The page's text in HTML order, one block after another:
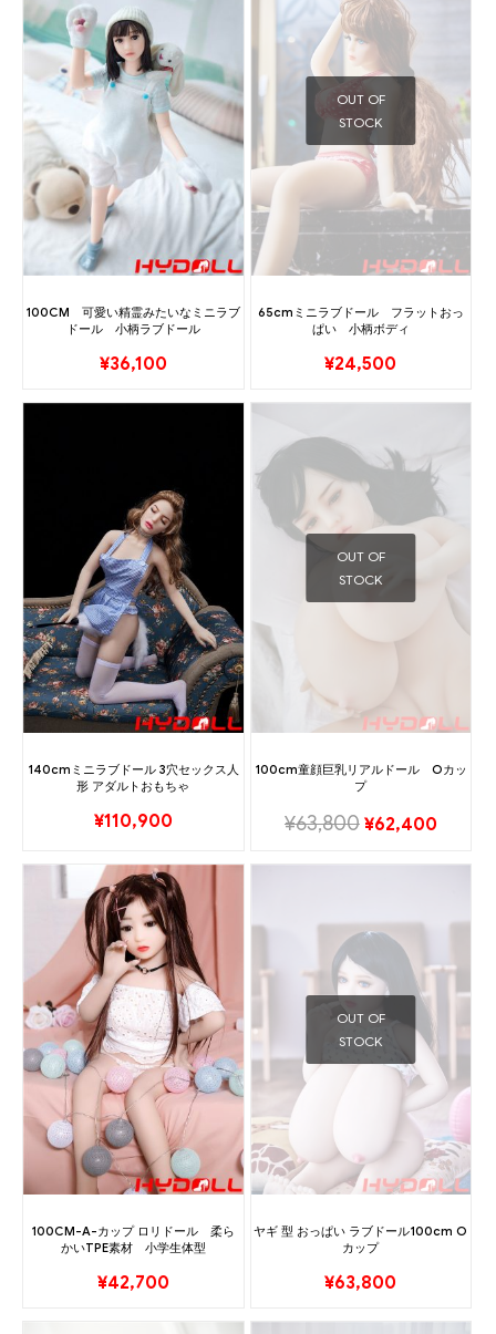
100CM 可愛い精霊みたいなミニラブ
ドール 小柄ラブドール
¥36,100
OUT OF
STOCK
65cmミニラブドール フラットおっ
ぱい 小柄ボディ
¥24,500
140cmミニラブドール 3穴セックス人
形 アダルトおもちゃ
¥110,900
OUT OF
STOCK
100cm童顔巨乳リアルドール Oカッ
プ
¥63,800 ¥62,400
100CM-A-カップ ロリドール 柔ら
かいTPE素材 小学生体型
¥42,700
OUT OF
STOCK
ヤギ 型 おっぱい ラブドール100cm O
カップ
¥63,800